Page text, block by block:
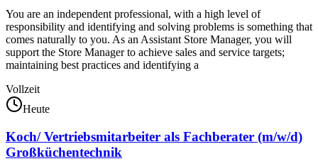
You are an independent professional, with a high level of
responsibility and identifying and solving problems is something that
comes naturally to you. As an Assistant Store Manager, you will
support the Store Manager to achieve sales and service targets;
maintaining best practices and identifying a
Vollzeit
Heute
Koch/ Vertriebsmitarbeiter als Fachberater (m/w/d)
Großküchentechnik